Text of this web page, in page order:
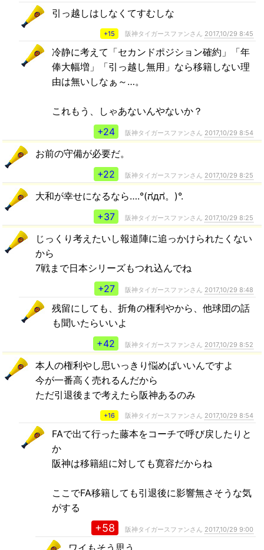
引っ越しはしなくてすむしな
+15 阪神タイガースファンさん 2017,10/29 8:45
冷静に考えて「セカンドポジション確約」「年
俸大幅増」「引っ越し無用」なら移籍しない理
由は無いしなぁ～…。
これもう、しゃあないんやないか？
+24
阪神タイガースファンさん 2017,10/29 8:54
お前の守備が必要だ。
+22
阪神タイガースファンさん 2017,10/29 8:25
大和が幸せになるなら….°(ಗдಗ。)°.
+37
阪神タイガースファンさん 2017,10/29 8:25
じっくり考えたいし報道陣に追っかけられたくない
から
7戦まで日本シリーズもつれ込んでね
+27
阪神タイガースファンさん 2017,10/29 8:48
残留にしても、折角の権利やから、他球団の話
も聞いたらいいよ
+42
阪神タイガースファンさん 2017,10/29 8:52
本人の権利やし思いっきり悩めばいいんですよ
今が一番高く売れるんだから
ただ引退後まで考えたら阪神あるのみ
+16 阪神タイガースファンさん 2017,10/29 8:54
FAで出て行った藤本をコーチで呼び戻したりと
か
阪神は移籍組に対しても寛容だからね
ここでFA移籍しても引退後に影響無さそうな気
がする
+58 阪神タイガースファンさん 2017,10/29 9:00